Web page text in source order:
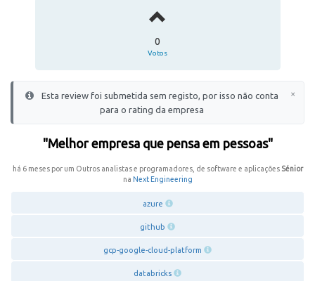
0
Votos
×
Esta review foi submetida sem registo, por isso não conta
para o rating da empresa
"Melhor empresa que pensa em pessoas"
há 6 meses por um Outros analistas e programadores, de software e aplicações Sénior
na Next Engineering
azure
github
gcp-google-cloud-platform
databricks